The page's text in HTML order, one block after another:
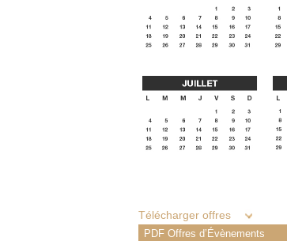
Télécharger offres
PDF Offres d’Évènements